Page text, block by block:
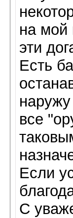
на мой
эти
Есть
все
Если
С